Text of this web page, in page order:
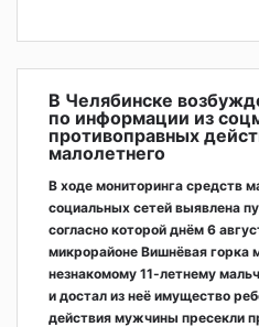
В Челябинске
по информации из
противоправных
малолетнего
В ходе мониторинга средств
социальных сетей выявлена
согласно которой днём 6
микрорайоне Вишнёвая горка
незнакомому 11-летнему
и достал из неё имущество
действия мужчины пресекли